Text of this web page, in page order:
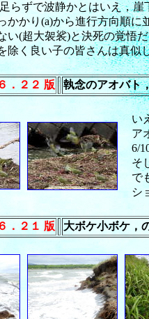
らずで波静かとはいえ，
かかり(a)から進行方向順
い(超大袈裟)と決死の覚悟
除く良い子の皆さんは真似
．２２ 版 執念のアオバト
い
ア
6/
そ
で
シ
．２１ 版 大ボケ小ボケ，